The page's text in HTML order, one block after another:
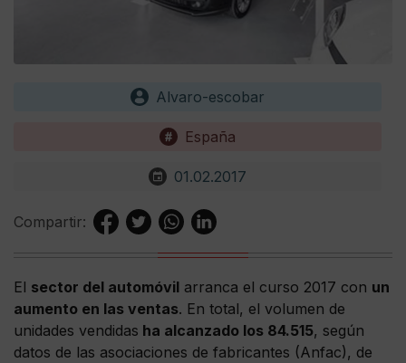
Alvaro-escobar
España
01.02.2017
Compartir:
El sector del automóvil arranca el curso 2017 con un
aumento en las ventas. En total, el volumen de
unidades vendidas ha alcanzado los 84.515, según
datos de las asociaciones de fabricantes (Anfac), de